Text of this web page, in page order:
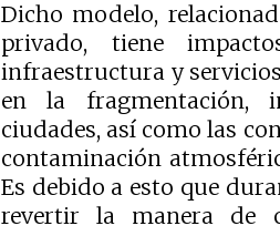
Dicho modelo,
privado, tiene
infraestructura y
en la fragmentación,
ciudades, así como las
contaminación
Es debido a esto que
revertir la manera de